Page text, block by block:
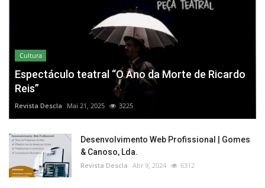
Cultura
Espectáculo teatral “O Ano da Morte de Ricardo
Reis”
Revista Descla Mai 21, 2025 3225
Desenvolvimento Web Profissional | Gomes
& Canoso, Lda.
Revista Descla Abr 9, 2024 6312